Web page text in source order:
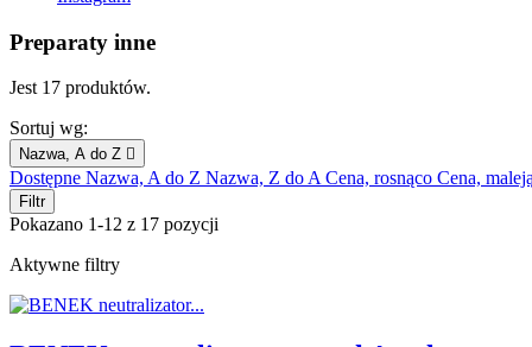
Preparaty inne
Jest 17 produktów.
Sortuj wg:
Nazwa, A do Z 
Dostępne Nazwa, A do Z Nazwa, Z do ACena, rosnąco Cena,
Filtr
Pokazano 1-12 z 17 pozycji
Aktywne filtry